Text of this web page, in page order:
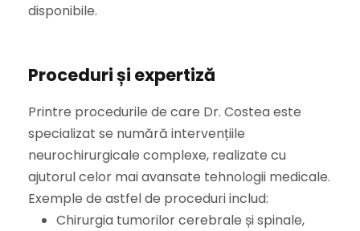
disponibile.
Proceduri și expertiză
Printre procedurile de care Dr. Costea este
specializat se numără intervențiile
neurochirurgicale complexe, realizate cu
ajutorul celor mai avansate tehnologii medicale.
Exemple de astfel de proceduri includ:
Chirurgia tumorilor cerebrale și spinale,